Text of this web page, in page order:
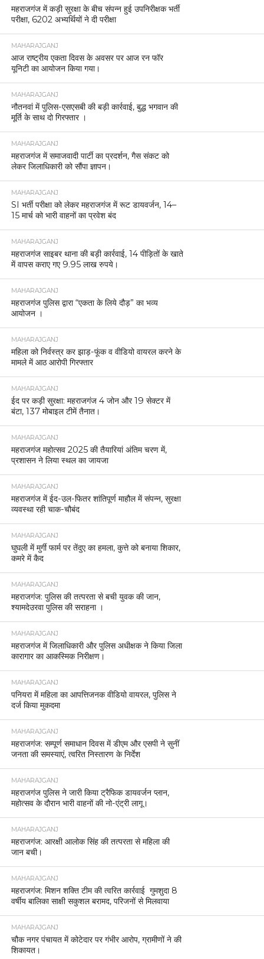
महराजगंज में कड़ी सुरक्षा के बीच संपन्न हुई उपनिरीक्षक भर्ती
परीक्षा, 6202 अभ्यर्थियों ने दी परीक्षा
MAHARAJGANJ
आज राष्ट्रीय एकता दिवस के अवसर पर आज रन फॉर
यूनिटी का आयोजन किया गया।
MAHARAJGANJ
नौतनवां में पुलिस-एसएसबी की बड़ी कार्रवाई, बुद्ध भगवान की
मूर्ति के साथ दो गिरफ्तार ।
MAHARAJGANJ
महराजगंज में समाजवादी पार्टी का प्रदर्शन, गैस संकट को
लेकर जिलाधिकारी को सौंपा ज्ञापन।
MAHARAJGANJ
SI भर्ती परीक्षा को लेकर महराजगंज में रूट डायवर्जन, 14–
15 मार्च को भारी वाहनों का प्रवेश बंद
MAHARAJGANJ
महराजगंज साइबर थाना की बड़ी कार्रवाई, 14 पीड़ितों के खाते
में वापस कराए गए 9.95 लाख रुपये।
MAHARAJGANJ
महराजगंज पुलिस द्वारा “एकता के लिये दौड़” का भव्य
आयोजन ।
MAHARAJGANJ
महिला को निर्वस्त्र कर झाड़-फूंक व वीडियो वायरल करने के
मामले में आठ आरोपी गिरफ्तार
MAHARAJGANJ
ईद पर कड़ी सुरक्षा: महराजगंज 4 जोन और 19 सेक्टर में
बंटा, 137 मोबाइल टीमें तैनात।
MAHARAJGANJ
महराजगंज महोत्सव 2025 की तैयारियां अंतिम चरण में,
प्रशासन ने लिया स्थल का जायजा
MAHARAJGANJ
महराजगंज में ईद-उल-फितर शांतिपूर्ण माहौल में संपन्न, सुरक्षा
व्यवस्था रही चाक-चौबंद
MAHARAJGANJ
घुघली में मुर्गी फार्म पर तेंदुए का हमला, कुत्ते को बनाया शिकार,
कमरे में कैद
MAHARAJGANJ
महराजगंज: पुलिस की तत्परता से बची युवक की जान,
श्यामदेउरवा पुलिस की सराहना ।
MAHARAJGANJ
महराजगंज में जिलाधिकारी और पुलिस अधीक्षक ने किया जिला
कारागार का आकस्मिक निरीक्षण।
MAHARAJGANJ
पनियरा में महिला का आपत्तिजनक वीडियो वायरल, पुलिस ने
दर्ज किया मुकदमा
MAHARAJGANJ
महराजगंज: सम्पूर्ण समाधान दिवस में डीएम और एसपी ने सुनीं
जनता की समस्याएं, त्वरित निस्तारण के निर्देश
MAHARAJGANJ
महराजगंज पुलिस ने जारी किया ट्रैफिक डायवर्जन प्लान,
महोत्सव के दौरान भारी वाहनों की नो-एंट्री लागू।
MAHARAJGANJ
महराजगंज: आरक्षी आलोक सिंह की तत्परता से महिला की
जान बची।
MAHARAJGANJ
महराजगंज: मिशन शक्ति टीम की त्वरित कार्रवाई गुमशुदा 8
वर्षीय बालिका साक्षी सकुशल बरामद, परिजनों से मिलवाया
MAHARAJGANJ
चौक नगर पंचायत में कोटेदार पर गंभीर आरोप, ग्रामीणों ने की
शिकायत।